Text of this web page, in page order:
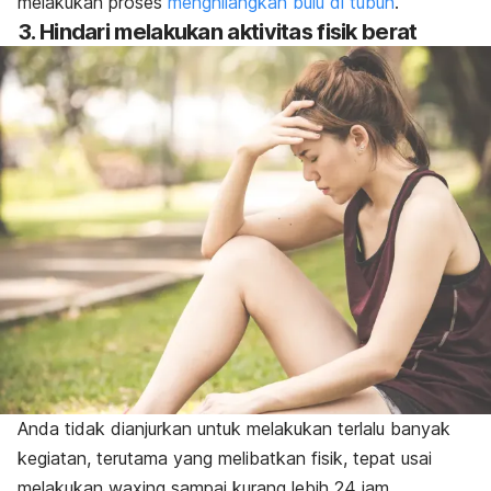
3. Hindari melakukan aktivitas fisik berat
Anda tidak dianjurkan untuk melakukan terlalu banyak
kegiatan, terutama yang melibatkan fisik, tepat usai